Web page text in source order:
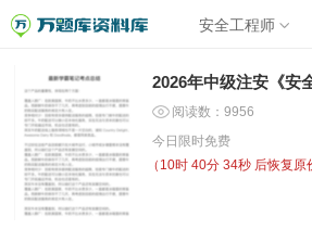
安全工程师
2026年中级注安《安
阅读数：9956
今日限时免费
（ 10时 40分 34秒 后恢复原